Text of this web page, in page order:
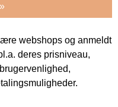
webshops og anmeldt
deres prisniveau,